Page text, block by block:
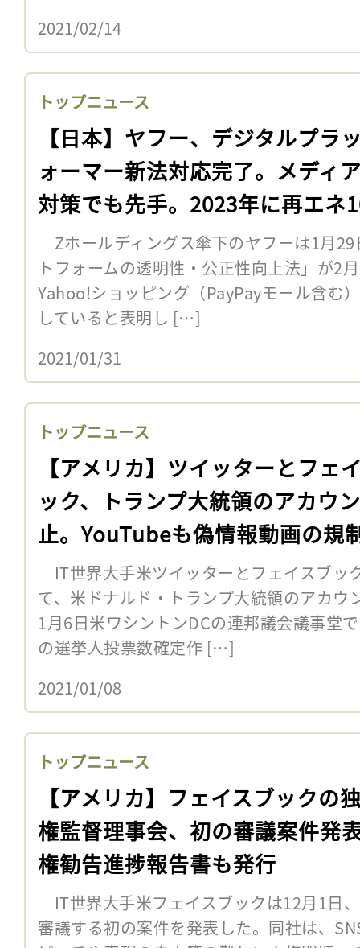
2021/02/14
トップニュース
【日本】ヤフー、デジタルプラ
ォーマー新法対応完了。メディ
対策でも先手。2023年に再エネ
Zホールディングス傘下のヤフーは1月
トフォームの透明性・公正性向上法」が2
Yahoo!ショッピング（PayPayモール含む
していると表明し […]
2021/01/31
トップニュース
【アメリカ】ツイッターとフェ
ック、トランプ大統領のアカウ
止。YouTubeも偽情報動画の規
動
IT世界大手米ツイッターとフェイスブッ
て、米ドナルド・トランプ大統領のアカウ
1月6日米ワシントンDCの連邦議会議事堂
の選挙人投票数確定作 […]
2021/01/08
トップニュース
【アメリカ】フェイスブックの
権監督理事会、初の審議案件発
権勧告進捗報告書も発行
IT世界大手米フェイスブックは12月1日
審議する初の案件を発表した。同社は、